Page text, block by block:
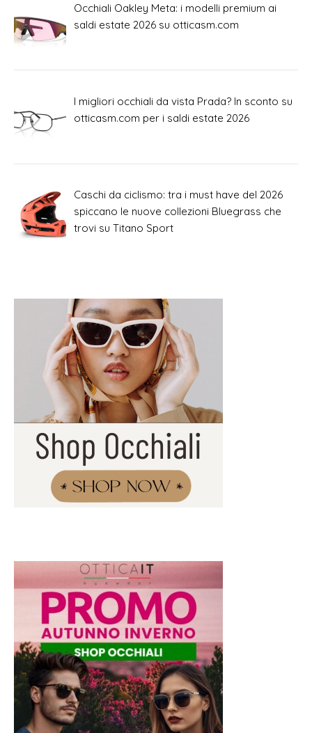
Occhiali Oakley Meta: i modelli premium ai
saldi estate 2026 su otticasm.com
I migliori occhiali da vista Prada? In sconto su
otticasm.com per i saldi estate 2026
Caschi da ciclismo: tra i must have del 2026
spiccano le nuove collezioni Bluegrass che
trovi su Titano Sport